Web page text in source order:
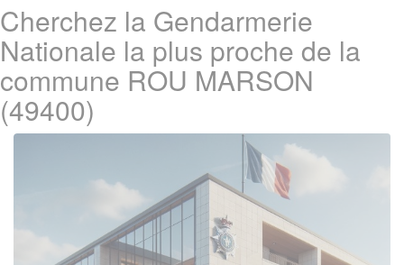
Cherchez la Gendarmerie
Nationale la plus proche de la
commune ROU MARSON
(49400)